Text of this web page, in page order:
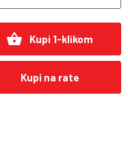
shopping_basket Kupi 1-klikom
Kupi na rate